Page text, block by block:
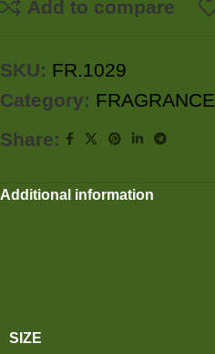
Add to compare
SKU: FR.1029
Category: FRAGRANCE
Share:
Additional information
SIZE